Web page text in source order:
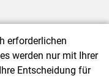
|Barrierefreiheit|
erforderlichen
werden nur mit Ihrer
Entscheidung für